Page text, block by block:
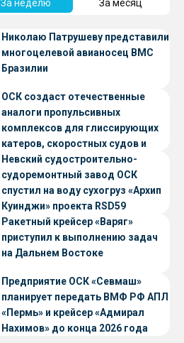
За неделю За месяц
Николаю Патрушеву представили
многоцелевой авианосец ВМС
Бразилии
ОСК создаст отечественные
аналоги пропульсивных
комплексов для глиссирующих
катеров, скоростных судов и
судов с малой осадкой
Невский судостроительно-
судоремонтный завод ОСК
спустил на воду сухогруз «Архип
Куинджи» проекта RSD59
Ракетный крейсер «Варяг»
приступил к выполнению задач
на Дальнем Востоке
Предприятие ОСК «Севмаш»
планирует передать ВМФ РФ АПЛ
«Пермь» и крейсер «Адмирал
Нахимов» до конца 2026 года